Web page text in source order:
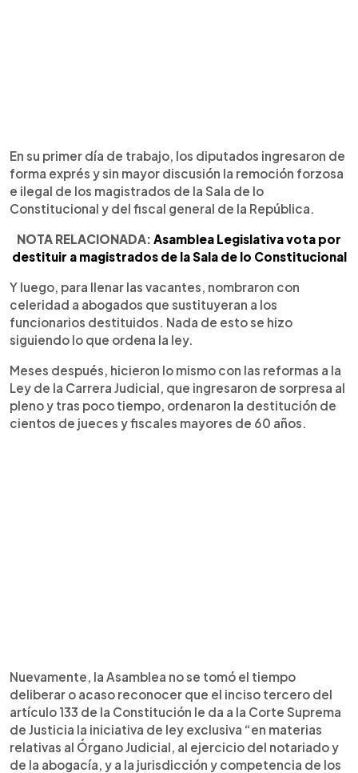
En su primer día de trabajo, los diputados ingresaron de
forma exprés y sin mayor discusión la remoción forzosa
e ilegal de los magistrados de la Sala de lo
Constitucional y del fiscal general de la República.
NOTA RELACIONADA: Asamblea Legislativa vota por
destituir a magistrados de la Sala de lo Constitucional
Y luego, para llenar las vacantes, nombraron con
celeridad a abogados que sustituyeran a los
funcionarios destituidos. Nada de esto se hizo
siguiendo lo que ordena la ley.
Meses después, hicieron lo mismo con las reformas a la
Ley de la Carrera Judicial, que ingresaron de sorpresa al
pleno y tras poco tiempo, ordenaron la destitución de
cientos de jueces y fiscales mayores de 60 años.
Nuevamente, la Asamblea no se tomó el tiempo
deliberar o acaso reconocer que el inciso tercero del
artículo 133 de la Constitución le da a la Corte Suprema
de Justicia la iniciativa de ley exclusiva “en materias
relativas al Órgano Judicial, al ejercicio del notariado y
de la abogacía, y a la jurisdicción y competencia de los